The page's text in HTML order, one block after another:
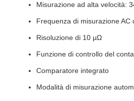
Misurazione ad alta velocità:
Frequenza di misurazione AC
Risoluzione di 10 µΩ
Funzione di controllo del
Comparatore integrato
Modalità di misurazione